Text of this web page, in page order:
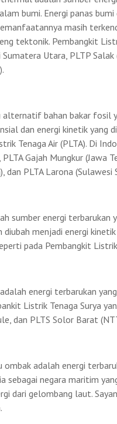
bumi. Energi panas
masih
tektonik. Pembangkit
Utara, PLTP
bahan bakar fosil
dan energi kinetik yang
Tenaga Air (PLTA). Di
Gajah Mungkur (Jawa
dan PLTA Larona (Sulawesi
sumber energi terbarukan
diubah menjadi energi
pada Pembangkit
energi terbarukan
Listrik Tenaga Surya
dan PLTS Solor Barat
adalah energi
sebagai negara maritim
dari gelombang laut.